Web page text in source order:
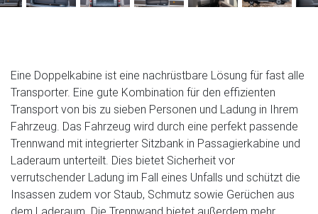
Eine Doppelkabine ist eine nachrüstbare Lösung für fast alle
Transporter. Eine gute Kombination für den effizienten
Transport von bis zu sieben Personen und Ladung in Ihrem
Fahrzeug. Das Fahrzeug wird durch eine perfekt passende
Trennwand mit integrierter Sitzbank in Passagierkabine und
Laderaum unterteilt. Dies bietet Sicherheit vor
verrutschender Ladung im Fall eines Unfalls und schützt die
Insassen zudem vor Staub, Schmutz sowie Gerüchen aus
dem Laderaum. Die Trennwand bietet außerdem mehr